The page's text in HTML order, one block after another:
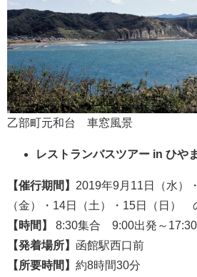
乙部町元和台 車窓風景
レストランバスツアー in ひや
【催行期間】 2019年9月11日（水）
（金）・14日（土）・15日（日）
【時間】
8:30集合 9:00出発～17:30
【発着場所】 函館駅西口前
【所要時間】 約8時間30分